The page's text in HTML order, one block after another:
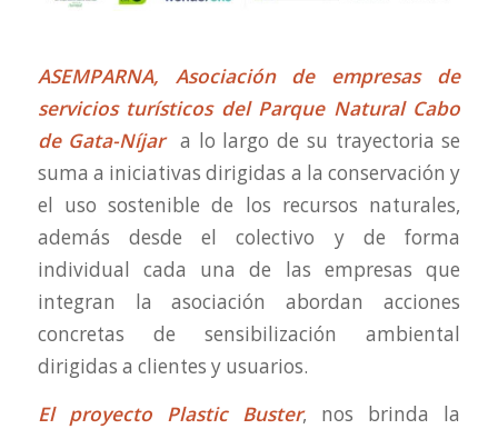
ASEMPARNA, Asociación de empresas de
servicios turísticos del Parque Natural Cabo
de Gata-Níjara lo largo de su trayectoria se
suma a iniciativas dirigidas a la conservación y
el uso sostenible de los recursos naturales,
además desde el colectivo y de forma
individual cada una de las empresas que
integran la asociación abordan acciones
concretas de sensibilización ambiental
dirigidas a clientes y usuarios.
El proyecto Plastic Buster, nos brinda la